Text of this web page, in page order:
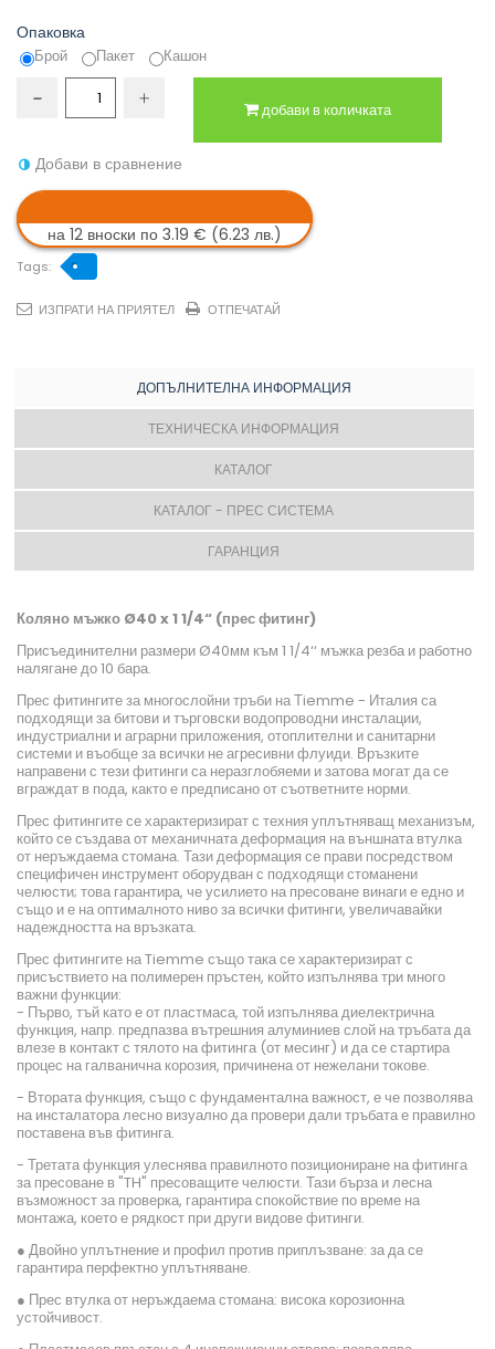
Опаковка
Брой Пакет Кашон
добави в количката
Добави в сравнение
на 12 вноски по 3.19 € (6.23 лв.)
Tags:
ИЗПРАТИ НА ПРИЯТЕЛ ОТПЕЧАТАЙ
ДОПЪЛНИТЕЛНА ИНФОРМАЦИЯ
ТЕХНИЧЕСКА ИНФОРМАЦИЯ
КАТАЛОГ
КАТАЛОГ - ПРЕС СИСТЕМА
ГАРАНЦИЯ
Коляно мъжко Ø40 x 1 1/4“ (прес фитинг)
Присъединителни размери Ø40мм към 1 1/4‘‘ мъжка резба и работно
налягане до 10 бара.
Прес фитингите за многослойни тръби на Тiemme - Италия са
подходящи за битови и търговски водопроводни инсталации,
индустриални и аграрни приложения, отоплителни и санитарни
системи и въобще за всички не агресивни флуиди. Връзките
направени с тези фитинги са неразглобяеми и затова могат да се
вграждат в пода, както е предписано от съответните норми.
Прес фитингите се характеризират с техния уплътняващ механизъм,
който се създава от механичната деформация на външната втулка
от неръждаема стомана. Тази деформация се прави посредством
специфичен инструмент оборудван с подходящи стоманени
челюсти; това гарантира, че усилието на пресоване винаги е едно и
също и е на оптималното ниво за всички фитинги, увеличавайки
надеждността на връзката.
Прес фитингите на Tiemme също така се характеризират с
присъствието на полимерен пръстен, който изпълнява три много
важни функции:
- Първо, тъй като е от пластмаса, той изпълнява диелектрична
функция, напр. предпазва вътрешния алуминиев слой на тръбата да
влезе в контакт с тялото на фитинга (от месинг) и да се стартира
процес на галванична корозия, причинена от нежелани токове.
- Втората функция, също с фундаментална важност, е че позволява
на инсталатора лесно визуално да провери дали тръбата е правилно
поставена във фитинга.
- Третата функция улеснява правилното позициониране на фитинга
за пресоване в "TH" пресоващите челюсти. Тази бърза и лесна
възможност за проверка, гарантира спокойствие по време на
монтажа, което е рядкост при други видове фитинги.
● Двойно уплътнение и профил против приплъзване: за да се
гарантира перфектно уплътняване.
● Прес втулка от неръждаема стомана: висока корозионна
устойчивост.